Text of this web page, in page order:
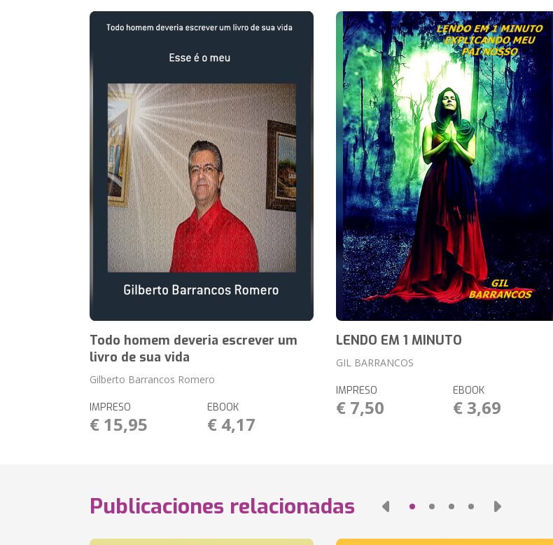
Todo homem deveria escrever um
livro de sua vida
Gilberto Barrancos Romero
IMPRESO
€ 15,95
EBOOK
€ 4,17
LENDO EM 1 MINUTO
GIL BARRANCOS
IMPRESO
€ 7,50
EBOOK
€ 3,69
Publicaciones relacionadas